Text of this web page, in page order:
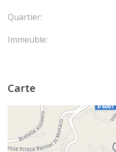
Quartier:
Immeuble:
Carte